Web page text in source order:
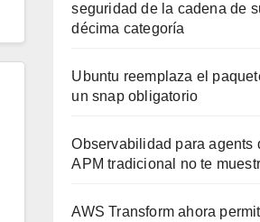
seguridad de la cadena de
décima categoría
Ubuntu reemplaza el
un snap obligatorio
Observabilidad para agents
APM tradicional no te
AWS Transform ahora